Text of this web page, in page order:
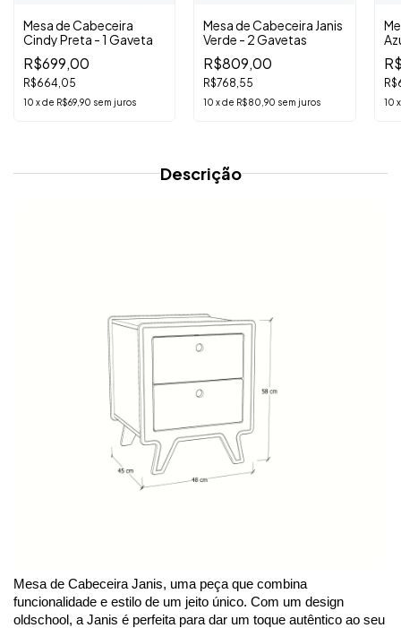
Mesa de Cabeceira
Cindy Preta - 1 Gaveta
R$699,00
R$664,05
10 xde R$69,90 sem juros
Mesa de Cabeceira Janis
Verde - 2 Gavetas
R$809,00
R$768,55
10 xde R$80,90 sem juros 10
Descrição
Mesa de Cabeceira Janis, uma peça que combina
funcionalidade e estilo de um jeito único. Com um design
oldschool, a Janis é perfeita para dar um toque autêntico ao seu